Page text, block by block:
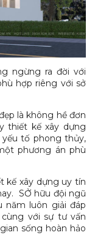
ngừng ra đời với
hợp riêng với sở
là không hề đơn
thiết kế xây dựng
tố phong thủy,
phương án phù
kế xây dựng uy tín
SỞ hữu đội ngũ
năm luôn giải đáp
với sự tư vấn
sống hoàn hảo